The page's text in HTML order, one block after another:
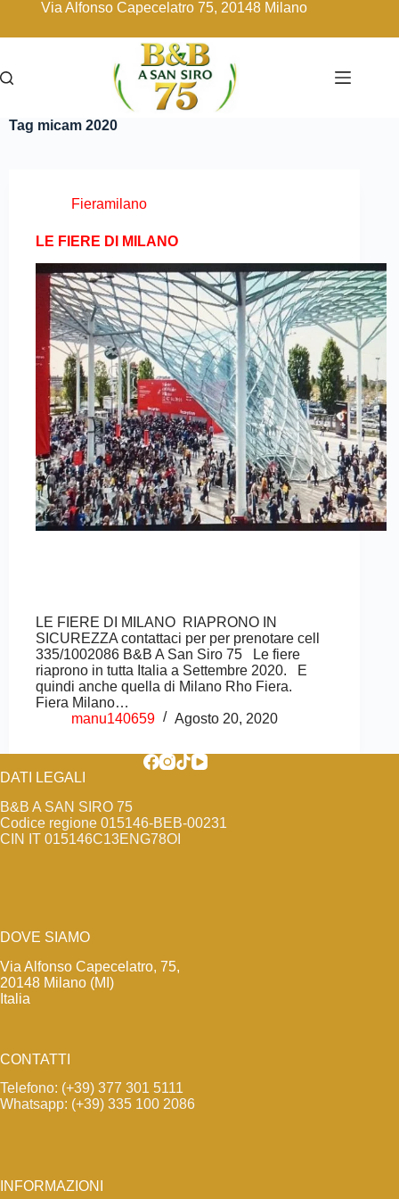
Via Alfonso Capecelatro 75, 20148 Milano
Tag micam 2020
Fieramilano
LE FIERE DI MILANO
LE FIERE DI MILANO RIAPRONO IN
SICUREZZA contattaci per per prenotare cell
335/1002086 B&B A San Siro 75 Le fiere
riaprono in tutta Italia a Settembre 2020. E
quindi anche quella di Milano Rho Fiera.
Fiera Milano…
manu140659
Agosto 20, 2020
DATI LEGALI
B&B A SAN SIRO 75
Codice regione 015146-BEB-00231
CIN IT 015146C13ENG78OI
DOVE SIAMO
Via Alfonso Capecelatro, 75,
20148 Milano (MI)
Italia
CONTATTI
Telefono: (+39) 377 301 5111
Whatsapp: (+39) 335 100 2086
INFORMAZIONI